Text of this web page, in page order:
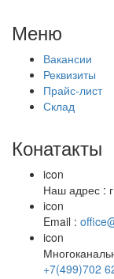
Меню
Вакансии
Реквизиты
Прайс-лист
Склад
Конатакты
icon
Наш адрес :
icon
Email :
icon
+7(499)702